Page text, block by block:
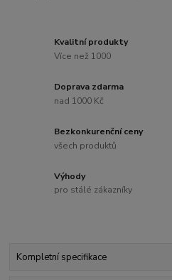
Kvalitní produkty
Více než 1000
Doprava zdarma
nad 1000 Kč
Bezkonkurenční ceny
všech produktů
Výhody
pro stálé zákazníky
Kompletní specifikace